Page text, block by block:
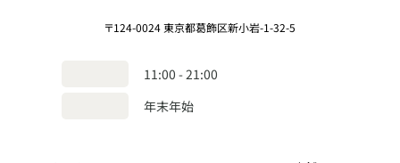
〒124-0024 東京都葛飾区新小岩-1-32-5
11:00 - 21:00
年末年始